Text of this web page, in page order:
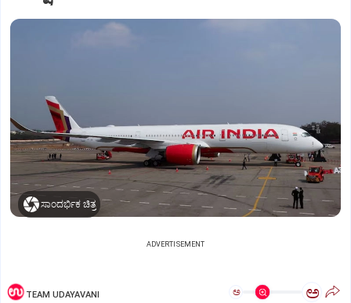
ಸಾಂದರ್ಭಿಕ ಚಿತ್ರ
ADVERTISEMENT
TEAM UDAYAVANI ಅ ಅ